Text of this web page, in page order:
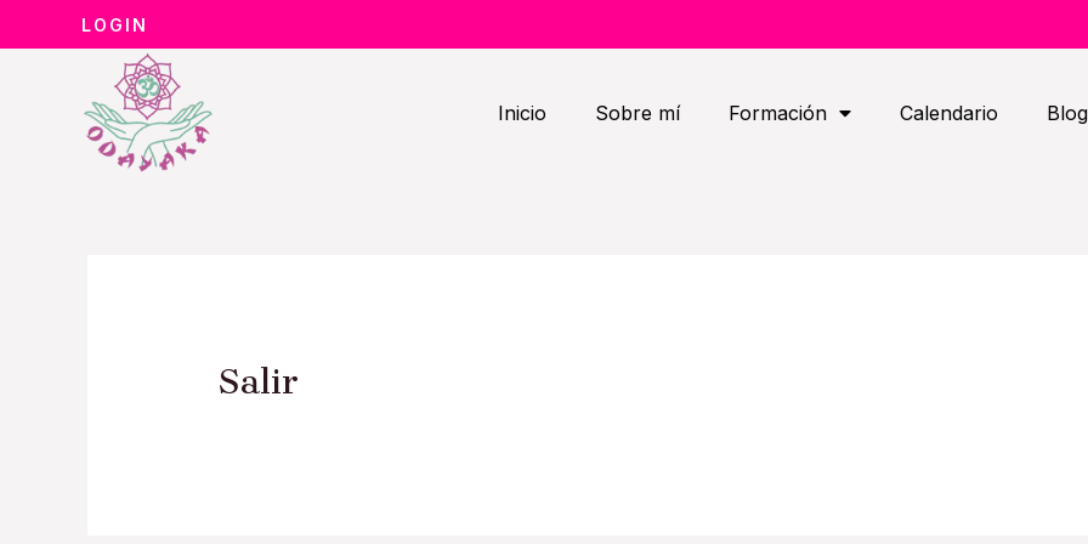
al
LOGIN
Inicio Sobre mí Formación Calendario Blog
Salir